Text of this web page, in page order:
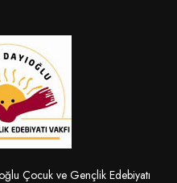
Çocuk ve Gençlik Edebiyatı